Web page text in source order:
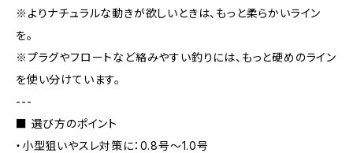
※よりナチュラルな動きが欲しいときは、もっと柔らかいライン
を。
※プラグやフロートなど絡みやすい釣りには、もっと硬めのライン
を使い分けています。
---
■ 選び方のポイント
・小型狙いやスレ対策に：0.8号〜1.0号